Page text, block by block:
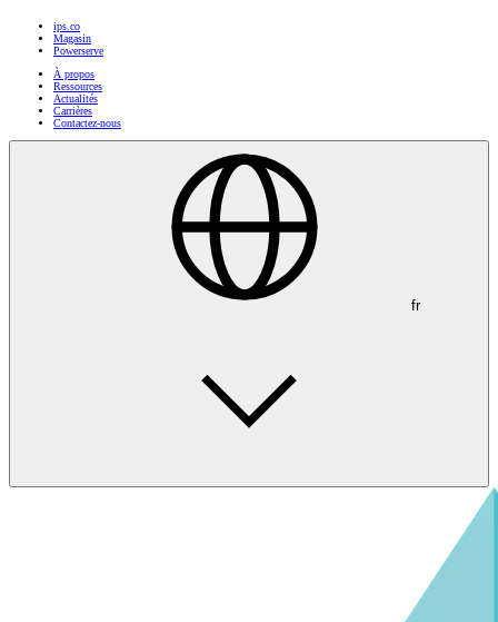
ips.co
Magasin
Powerserve
À propos
Ressources
Actualités
Carrières
Contactez-nous
fr